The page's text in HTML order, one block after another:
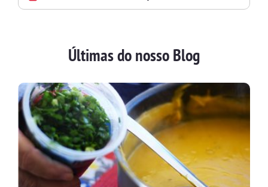
BATIDAS
BEBIDAS E DRINKS
BISCOITOS
BOLOS E TORTAS
Últimas do nosso Blog